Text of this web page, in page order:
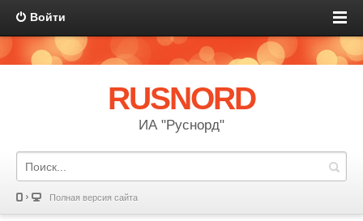
Войти
RUSNORD
ИА "Руснорд"
Полная версия сайта